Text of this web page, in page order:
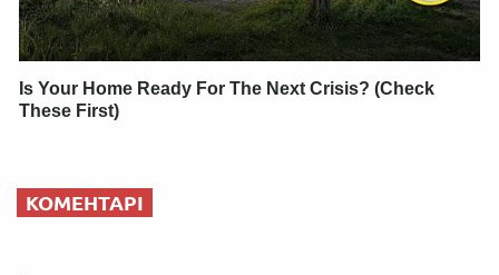
Is Your Home Ready For The Next Crisis? (Check
These First)
КОМЕНТАРІ